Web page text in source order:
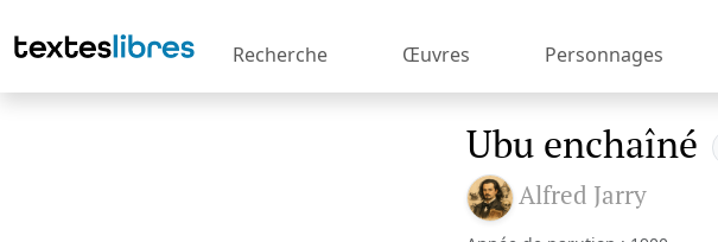
Recherche Œuvres Personnages
Ubu enchaîné
Alfred Jarry